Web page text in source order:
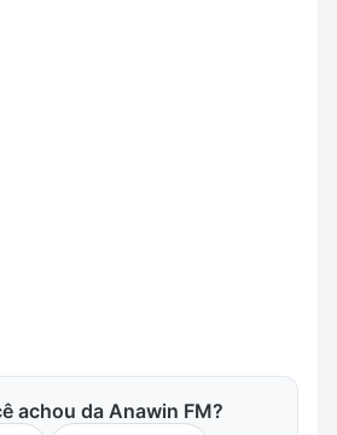
achou da Anawin FM?